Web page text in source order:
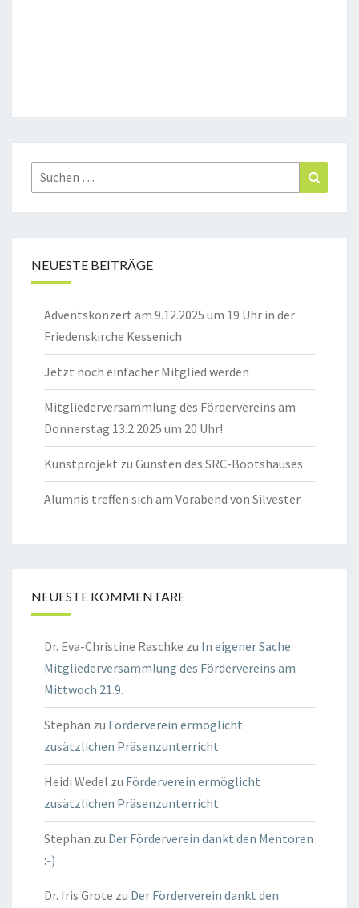
Suchen
nach:
NEUESTE BEITRÄGE
Adventskonzert am 9.12.2025 um 19 Uhr in der
Friedenskirche Kessenich
Jetzt noch einfacher Mitglied werden
Mitgliederversammlung des Fördervereins am
Donnerstag 13.2.2025 um 20 Uhr!
Kunstprojekt zu Gunsten des SRC-Bootshauses
Alumnis treffen sich am Vorabend von Silvester
NEUESTE KOMMENTARE
Dr. Eva-Christine Raschke zu In eigener Sache:
Mitgliederversammlung des Fördervereins am
Mittwoch 21.9.
Stephan zu Förderverein ermöglicht
zusätzlichen Präsenzunterricht
Heidi Wedel zu Förderverein ermöglicht
zusätzlichen Präsenzunterricht
Stephan zu Der Förderverein dankt den Mentoren
:-)
Dr. Iris Grote zu Der Förderverein dankt den